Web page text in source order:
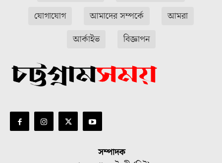
যোগাযোগ
আমাদের সম্পর্কে
আমরা
আর্কাইভ
বিজ্ঞাপন
সম্পাদক